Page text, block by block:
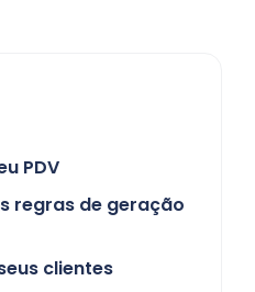
PDV
regras de geração
clientes